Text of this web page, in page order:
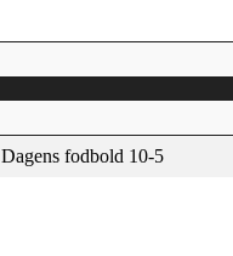
Dagens fodbold 10-5